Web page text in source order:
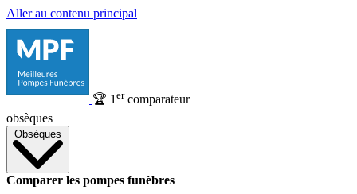
Aller au contenu principal
🏆 1 ercomparateur
obsèques
Obsèques
Comparer les pompes funèbres